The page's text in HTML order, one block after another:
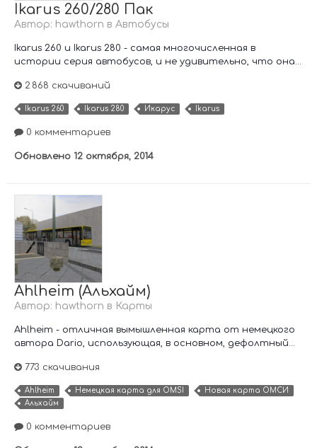
Ikarus 260/280 Пак
Автор: hawthorn в Автобусы
Ikarus 260 и Ikarus 280 - самая многочисленная в
истории серия автобусов, и не удивительно, что она...
2 868 скачиваний
Ikarus 260 Ikarus 280 Икарус Ikarus
0 комментариев
Обновлено 12 октября, 2014
Ahlheim (Альхайм)
Автор: hawthorn в Карты
Ahlheim - отличная вымышленная карта от немецкого
автора Dario, использующая, в основном, дефолтный...
773 скачивания
Ahlheim Немецкая карта для OMSI
Новая карта ОМСИ
Альхайм
0 комментариев